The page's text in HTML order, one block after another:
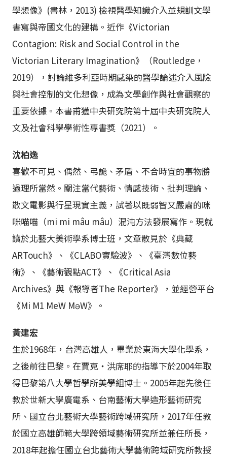
學想像》(書林，2013) 檢視醫學知識介入並規訓文學
書寫與帝國文化的建構。近作《Victorian
Contagion: Risk and Social Control in the
Victorian Literary Imagination》（Routledge，
2019），討論維多利亞時期感染的醫學論述介入風險
與社會控制的文化想像，成為文學創作與社會觀察的
重要依據。本書甫獲中央研究院第十屆中央研究院人
文及社會科學學術性專書獎（2021）。
沈柏逸
喜歡不可見、偶然、弔詭、矛盾、不合時宜的事物勝
過理所當然。關注當代藝術、情感技術、批判理論、
散文電影與行星現實主義，試著以既弱智又嚴肅的咪
咪喵喵（mi mi mâu mâu）混沌方法發展寫作。現就
讀於北藝大美術學系博士班，文章散見於《典藏
ARTouch》、《CLABO實驗波》、《臺灣數位藝
術》、《藝術觀點ACT》、《Critical Asia
Archives》與《報導者The Reporter》，並經營平台
《Mi M1 MeW MəW》。
黃建宏
生於1968年，台灣高雄人，畢業於東海大學化學系，
之後前往巴黎。在賈克・洪席耶的指導下於2004年取
得巴黎第八大學哲學所美學組博士。2005年起先後任
教於世新大學廣電系、台南藝術大學造形藝術研究
所、國立台北藝術大學藝術跨域研究所，2017年任教
於國立高雄師範大學跨領域藝術研究所並兼任所長，
2018年起擔任國立台北藝術大學藝術跨域研究所教授